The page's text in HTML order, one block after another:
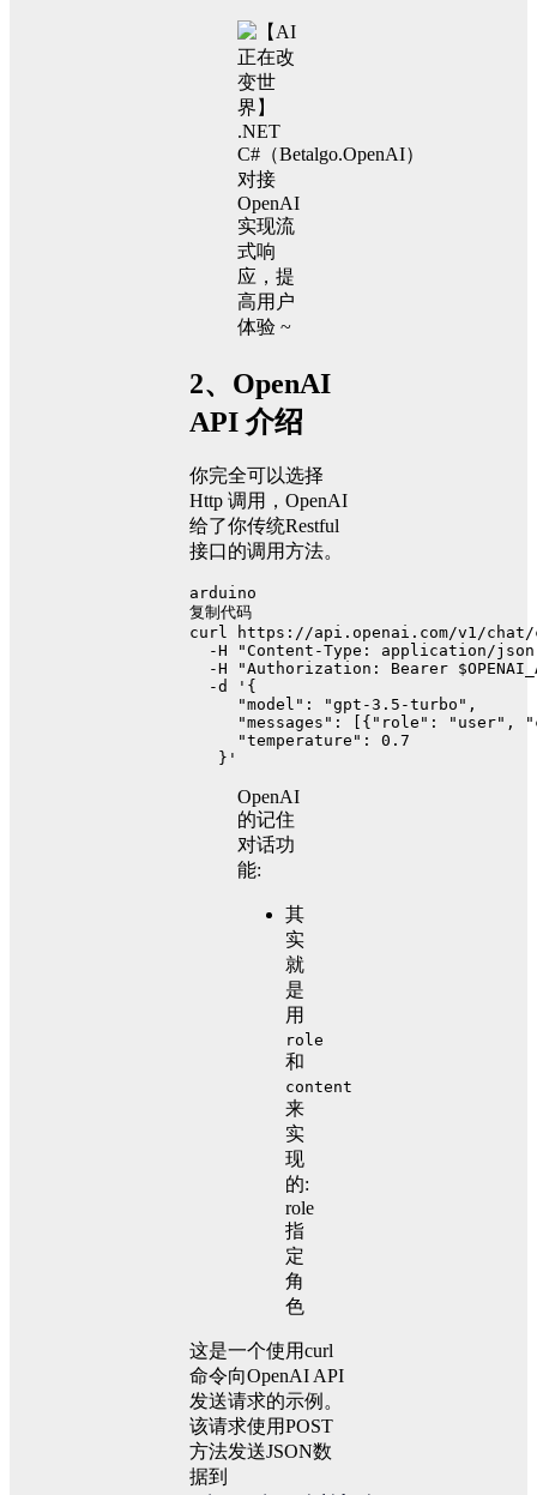
2、OpenAI
API 介绍
你完全可以选择
Http 调用，OpenAI
给了你传统Restful
接口的调用方法。
arduino
复制代码
curl https: //api.openai.com/v1/
-H "Content-Type: application/
-H "Authorization: Bearer
  -d '{
"model" : "gpt-3.5-turbo" ,
"messages" : [{ "role" : "user" ,
"temperature" : 0.7
   }'
OpenAI
的记住
对话功
能:
其
实
就
是
用
role
和
content
来
实
现
的:
role
指
定
角
色
这是一个使用curl
命令向OpenAI API
发送请求的示例。
该请求使用POST
方法发送JSON数
据到